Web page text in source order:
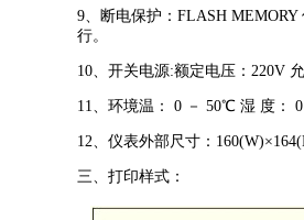
9、断电保护：FLASH
行。
10、开关电源:额定电压：220V
11、环境温： 0 － 50℃ 湿 度：
12、仪表外部尺寸：
三、打印样式：